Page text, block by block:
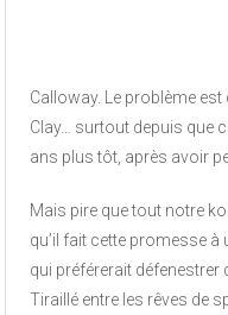
Calloway. Le problème
Clay… surtout depuis que
ans plus tôt, après avoir
Mais pire que tout notre
qu’il fait cette promesse
qui préférerait défenestrer
Tiraillé entre les rêves de